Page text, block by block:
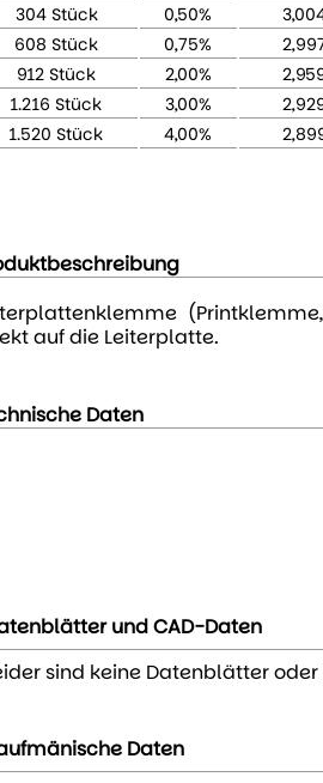
304 Stück
0,50%
608 Stück
0,75%
912 Stück
2,00%
1.216 Stück
3,00%
1.520 Stück
4,00%
auf die Leiterplatte.
Daten
und CAD-Daten
sind keine Datenblätter
Daten